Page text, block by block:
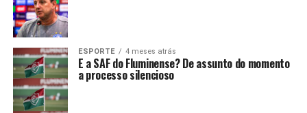
ESPORTE 4 meses atrás
E a SAF do Fluminense? De assunto do momento
a processo silencioso